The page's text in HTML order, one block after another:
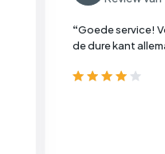
“Goede service!
de dure kant